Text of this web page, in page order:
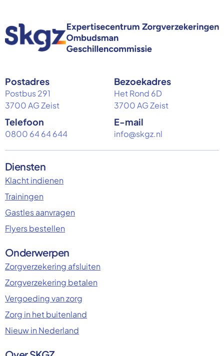
Postadres
Postbus 291
3700 AG Zeist
Bezoekadres
Het Rond 6D
3700 AG Zeist
Telefoon
0800 64 64 644
E-mail
info@skgz.nl
Diensten
Klacht indienen
Trainingen
Gastles aanvragen
Flyers bestellen
Onderwerpen
Zorgverzekering afsluiten
Zorgverzekering betalen
Vergoeding van zorg
Zorg in het buitenland
Nieuw in Nederland